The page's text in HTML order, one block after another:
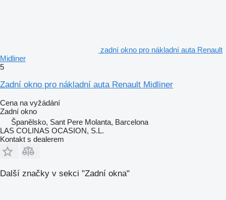
zadní okno pro nákladní auta Renault
Midliner
5
Zadní okno pro nákladní auta Renault Midliner
Cena na vyžádání
Zadní okno
Španělsko, Sant Pere Molanta, Barcelona
LAS COLINAS OCASION, S.L.
Kontakt s dealerem
Další značky v sekci "Zadní okna"